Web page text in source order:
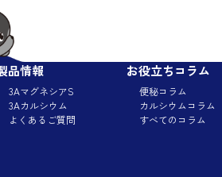
品情報
3AマグネシアS
3Aカルシウム
よくあるご質問
お役立ちコラム
便秘コラム
カルシウムコラム
すべてのコラム